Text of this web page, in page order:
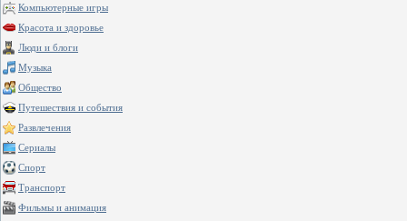
Компьютерные игры
Красота и здоровье
Люди и блоги
Музыка
Общество
Путешествия и события
Развлечения
Сериалы
Спорт
Транспорт
Фильмы и анимация